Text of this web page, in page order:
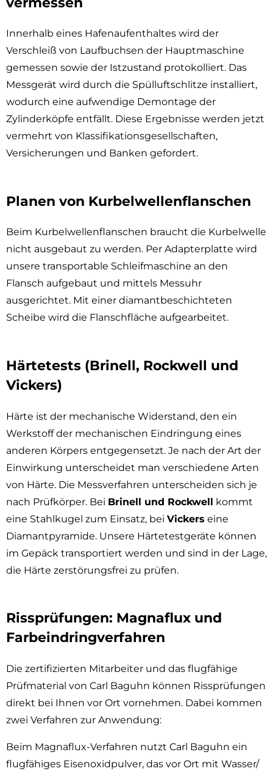
Innerhalb eines Hafenaufenthaltes wird der
Verschleiß von Laufbuchsen der Hauptmaschine
gemessen sowie der Istzustand protokolliert. Das
Messgerät wird durch die Spülluftschlitze installiert,
wodurch eine aufwendige Demontage der
Zylinderköpfe entfällt. Diese Ergebnisse werden jetzt
vermehrt von Klassifikationsgesellschaften,
Versicherungen und Banken gefordert.
Planen von Kurbelwellenflanschen
Beim Kurbelwellenflanschen braucht die Kurbelwelle
nicht ausgebaut zu werden. Per Adapterplatte wird
unsere transportable Schleifmaschine an den
Flansch aufgebaut und mittels Messuhr
ausgerichtet. Mit einer diamantbeschichteten
Scheibe wird die Flanschfläche aufgearbeitet.
Härtetests (Brinell, Rockwell und
Vickers)
Härte ist der mechanische Widerstand, den ein
Werkstoff der mechanischen Eindringung eines
anderen Körpers entgegensetzt. Je nach der Art der
Einwirkung unterscheidet man verschiedene Arten
von Härte. Die Messverfahren unterscheiden sich je
nach Prüfkörper. Bei Brinell und Rockwell kommt
eine Stahlkugel zum Einsatz, bei Vickers eine
Diamantpyramide. Unsere Härtetestgeräte können
im Gepäck transportiert werden und sind in der Lage,
die Härte zerstörungsfrei zu prüfen.
Rissprüfungen: Magnaflux und
Farbeindringverfahren
Die zertifizierten Mitarbeiter und das flugfähige
Prüfmaterial von Carl Baguhn können Rissprüfungen
direkt bei Ihnen vor Ort vornehmen. Dabei kommen
zwei Verfahren zur Anwendung:
Beim Magnaflux-Verfahren nutzt Carl Baguhn ein
flugfähiges Eisenoxidpulver, das vor Ort mit Wasser/